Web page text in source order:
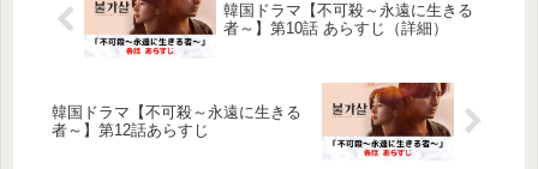
韓国ドラマ【不可殺～永遠に生きる
者～】第10話 あらすじ（詳細）
韓国ドラマ【不可殺～永遠に生きる
者～】第12話あらすじ